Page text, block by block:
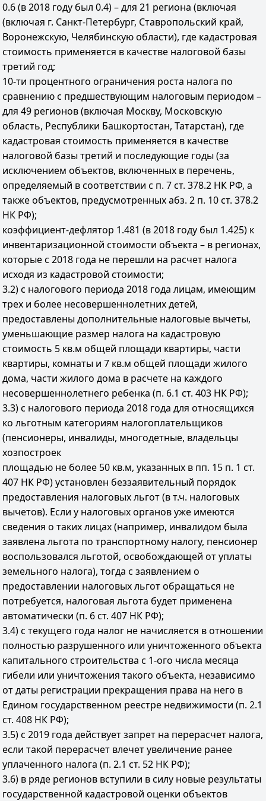
0.6 (в 2018 году был 0.4) – для 21 региона (включая
(включая г. Санкт-Петербург, Ставропольский край,
Воронежскую, Челябинскую области), где кадастровая
стоимость применяется в качестве налоговой базы
третий год;
10-ти процентного ограничения роста налога по
сравнению с предшествующим налоговым периодом –
для 49 регионов (включая Москву, Московскую
область, Республики Башкортостан, Татарстан), где
кадастровая стоимость применяется в качестве
налоговой базы третий и последующие годы (за
исключением объектов, включенных в перечень,
определяемый в соответствии с п. 7 ст. 378.2 НК РФ, а
также объектов, предусмотренных абз. 2 п. 10 ст. 378.2
НК РФ);
коэффициент-дефлятор 1.481 (в 2018 году был 1.425) к
инвентаризационной стоимости объекта – в регионах,
которые с 2018 года не перешли на расчет налога
исходя из кадастровой стоимости;
3.2) с налогового периода 2018 года лицам, имеющим
трех и более несовершеннолетних детей,
предоставлены дополнительные налоговые вычеты,
уменьшающие размер налога на кадастровую
стоимость 5 кв.м общей площади квартиры, части
квартиры, комнаты и 7 кв.м общей площади жилого
дома, части жилого дома в расчете на каждого
несовершеннолетнего ребенка (п. 6.1 ст. 403 НК РФ);
3.3) с налогового периода 2018 года для относящихся
ко льготным категориям налогоплательщиков
(пенсионеры, инвалиды, многодетные, владельцы
хозпостроек
площадью не более 50 кв.м, указанных в пп. 15 п. 1 ст.
407 НК РФ) установлен беззаявительный порядок
предоставления налоговых льгот (в т.ч. налоговых
вычетов). Если у налоговых органов уже имеются
сведения о таких лицах (например, инвалидом была
заявлена льгота по транспортному налогу, пенсионер
воспользовался льготой, освобождающей от уплаты
земельного налога), тогда с заявлением о
предоставлении налоговых льгот обращаться не
потребуется, налоговая льгота будет применена
автоматически (п. 6 ст. 407 НК РФ);
3.4) с текущего года налог не начисляется в отношении
полностью разрушенного или уничтоженного объекта
капитального строительства с 1-ого числа месяца
гибели или уничтожения такого объекта, независимо
от даты регистрации прекращения права на него в
Едином государственном реестре недвижимости (п. 2.1
ст. 408 НК РФ);
3.5) с 2019 года действует запрет на перерасчет налога,
если такой перерасчет влечет увеличение ранее
уплаченного налога (п. 2.1 ст. 52 НК РФ);
3.6) в ряде регионов вступили в силу новые результаты
государственной кадастровой оценки объектов